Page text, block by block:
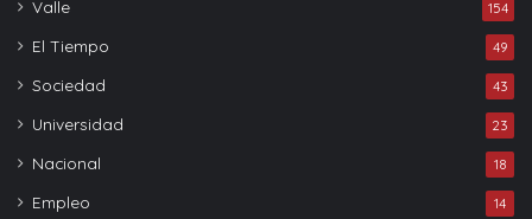
Valle 154
El Tiempo 49
Sociedad 43
Universidad 23
Nacional 18
Empleo 14